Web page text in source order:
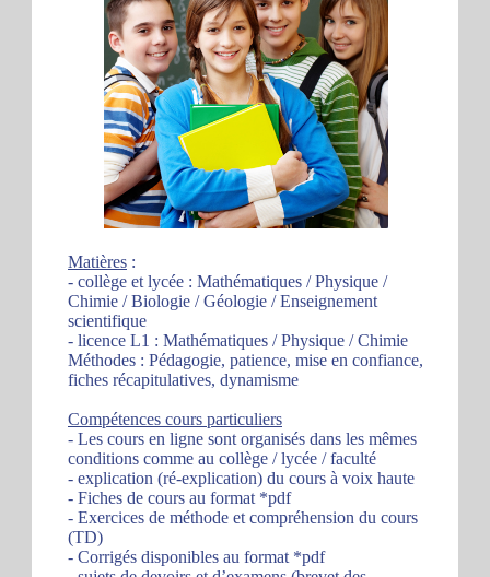
Matières :
- collège et lycée : Mathématiques / Physique /
Chimie / Biologie / Géologie / Enseignement
scientifique
- licence L1 : Mathématiques / Physique / Chimie
Méthodes : Pédagogie, patience, mise en confiance,
fiches récapitulatives, dynamisme
Compétences cours particuliers
- Les cours en ligne sont organisés dans les mêmes
conditions comme au collège / lycée / faculté
- explication (ré-explication) du cours à voix haute
- Fiches de cours au format *pdf
- Exercices de méthode et compréhension du cours
(TD)
- Corrigés disponibles au format *pdf